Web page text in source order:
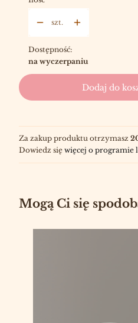
szt.
Dostępność:
na wyczerpaniu
Dodaj do
Za zakup produktu otrzymasz
Dowiedz się więcej o programie
Mogą Ci się